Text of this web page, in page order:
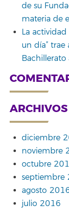
de su
materia de
La
un día” trae
Bachillerato
ARCHIVOS
diciembre
noviembre
octubre
septiembre
agosto
julio 2016